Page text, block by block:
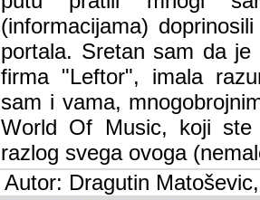
doprinosili vrijednosti i
sam da je i moj web
imala razumijevanja za
mnogobrojnim
Music, koji ste ga
ovoga (nemalog) rada.
Autor: Dragutin